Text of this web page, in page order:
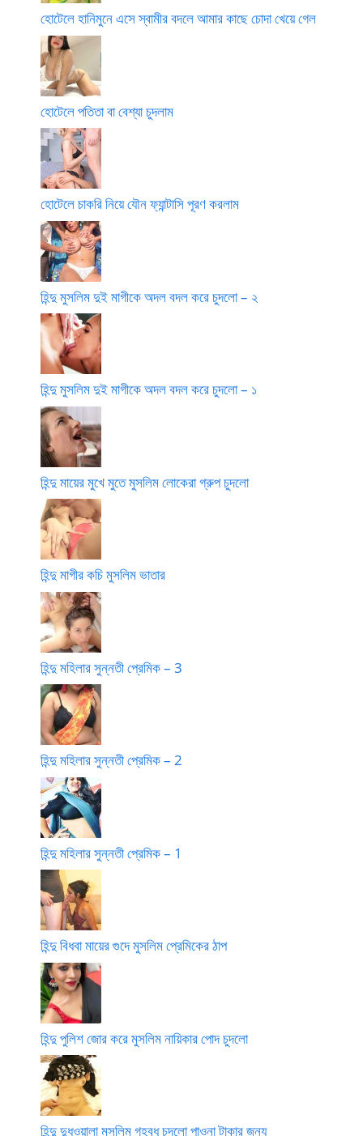
হোটেলে হানিমুনে এসে স্বামীর বদলে আমার কাছে চোদা খেয়ে গেল
হোটেলে পতিতা বা বেশ্যা চুদলাম
হোটেলে চাকরি নিয়ে যৌন ফ্যান্টাসি পূরণ করলাম
হিন্দু মুসলিম দুই মাগীকে অদল বদল করে চুদলো – ২
হিন্দু মুসলিম দুই মাগীকে অদল বদল করে চুদলো – ১
হিন্দু মায়ের মুখে মুতে মুসলিম লোকেরা গ্রুপ চুদলো
হিন্দু মাগীর কচি মুসলিম ভাতার
হিন্দু মহিলার সুন্নতী প্রেমিক – 3
হিন্দু মহিলার সুন্নতী প্রেমিক – 2
হিন্দু মহিলার সুন্নতী প্রেমিক – 1
হিন্দু বিধবা মায়ের গুদে মুসলিম প্রেমিকের ঠাপ
হিন্দু পুলিশ জোর করে মুসলিম নায়িকার পোদ চুদলো
হিন্দু দুধওয়ালা মুসলিম গৃহবধূ চুদলো পাওনা টাকার জন্য